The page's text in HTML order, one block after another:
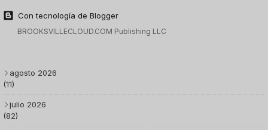
Con tecnología de Blogger
BROOKSVILLECLOUD.COM Publishing LLC
agosto 2026
(11)
julio 2026
(82)